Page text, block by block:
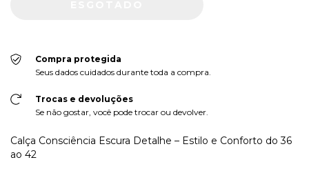
Compra protegida
Seus dados cuidados durante toda a compra.
Trocas e devoluções
Se não gostar, você pode trocar ou devolver.
Calça Consciência Escura Detalhe – Estilo e Conforto do 36
ao 42